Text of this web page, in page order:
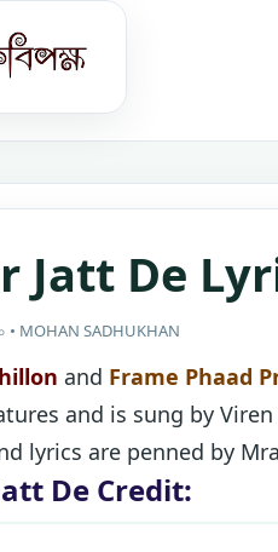
Jatt De
• MOHAN SADHUKHAN
and Frame Phaad
and is sung by
lyrics are penned by
De Credit: